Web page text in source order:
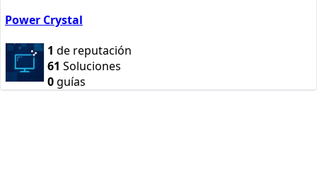
Power Crystal
1 de reputación
61 Soluciones
0guías